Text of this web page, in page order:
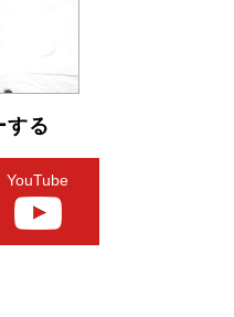
する
YouTube